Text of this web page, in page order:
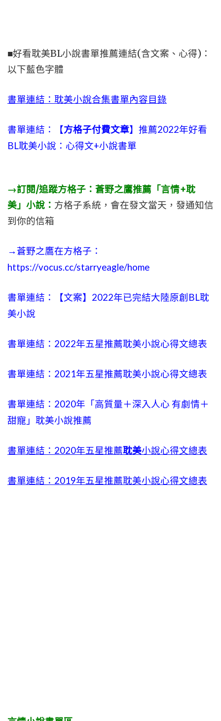
■好看耽美BL小說書單推薦連結(含文案、心得)：
以下藍色字體
書單連結：耽美小說合集書單內容目錄
書單連結：【方格子付費文章】推薦2022年好看
BL耽美小說：心得文+小說書單
→訂閱/追蹤方格子：蒼野之鷹推薦「言情+耽
美」小說： 方格子系統，會在發文當天，發通知信
到你的信箱
→蒼野之鷹在方格子：
https://vocus.cc/starryeagle/home
書單連結：【文案】2022年已完結大陸原創BL耽
美小說
書單連結：2022年五星推薦耽美小說心得文總表
書單連結：2021年五星推薦耽美小說心得文總表
書單連結：2020年「高質量＋深入人心 有劇情＋
甜寵」耽美小說推薦
書單連結：2020年五星推薦耽美小說心得文總表
書單連結：2019年五星推薦耽美小說心得文總表